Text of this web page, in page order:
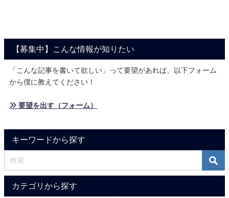
【募集中】こんな情報が知りたい
「こんな記事を書いて欲しい」って要望があれば、以下フォーム
から僕に教えてください！
» 要望を出す（フォーム）
キーワードから探す
カテゴリから探す